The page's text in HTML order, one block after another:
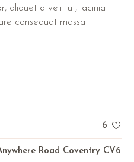
aliquet a velit ut, lacinia
consequat massa
6
Road Coventry CV6